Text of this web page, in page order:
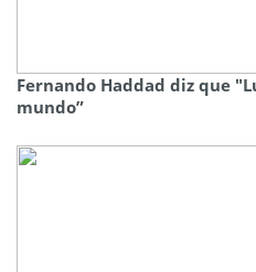
Fernando Haddad diz que
mundo”